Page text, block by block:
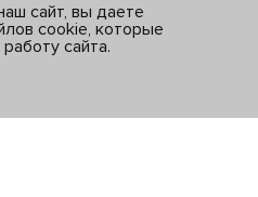
17 32
сайт, вы даете
cookie, которые
сайта.